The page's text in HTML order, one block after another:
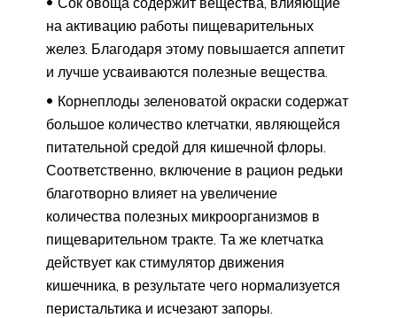
на активацию работы пищеварительных
желез. Благодаря этому повышается аппетит
и лучше усваиваются полезные вещества.
Корнеплоды зеленоватой окраски содержат
большое количество клетчатки, являющейся
питательной средой для кишечной флоры.
Соответственно, включение в рацион редьки
благотворно влияет на увеличение
количества полезных микроорганизмов в
пищеварительном тракте. Та же клетчатка
действует как стимулятор движения
кишечника, в результате чего нормализуется
перистальтика и исчезают запоры.